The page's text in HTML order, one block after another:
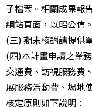
子檔案。相關成果報
網站頁面，以昭公信。
(三) 期末核銷請提供
(四)本計畫申請之業
交通費、訪視服務費
展服務活動費、場地
核定原則如下說明：